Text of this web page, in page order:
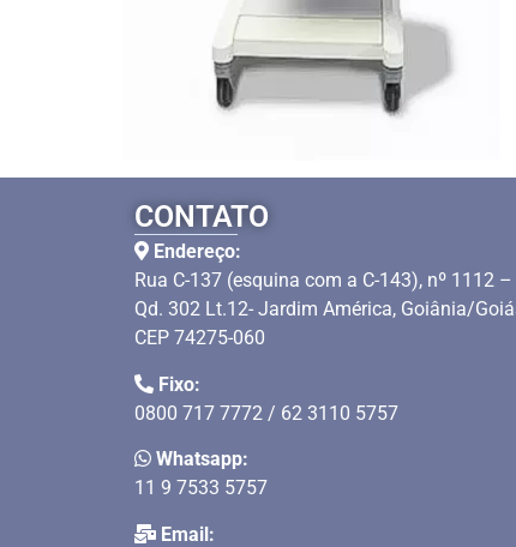
CONTATO
Endereço:
Rua C-137 (esquina com a C-143), nº 1112 –
Qd. 302 Lt.12- Jardim América, Goiânia/
CEP 74275-060
Fixo:
0800 717 7772 / 62 3110 5757
Whatsapp:
11 9 7533 5757
Email: